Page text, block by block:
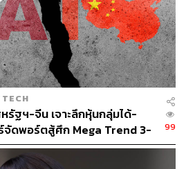
ป็นจุดสิ้นสุดที่สำคัญในความสัมพันธ์
บเดน ก่อนที่ทรัมป์จะเข้ามาดำรง
สร้างแรงกระเพื่อมให้ความ
แปลงไปในทิศทางใด
Reuters
news/articles/cx2l4dn802lo
TECH
รัฐฯ-จีน เจาะลึกหุ้นกลุ่มได้-
จัดพอร์ตสู้ศึก Mega Trend 3-
99